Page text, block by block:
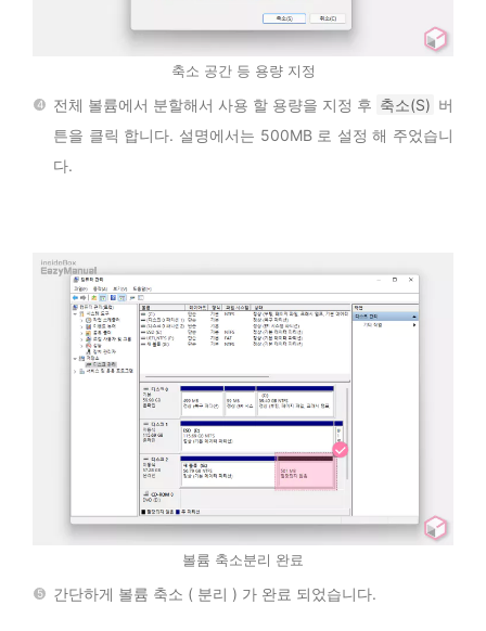
축소 공간 등 용량 지정
전체 볼륨에서 분할해서 사용 할 용량을 지정 후 축소(S) 버
튼을 클릭 합니다. 설명에서는 500MB 로 설정 해 주었습니
다.
볼륨 축소분리 완료
간단하게 볼륨 축소 ( 분리 ) 가 완료 되었습니다.